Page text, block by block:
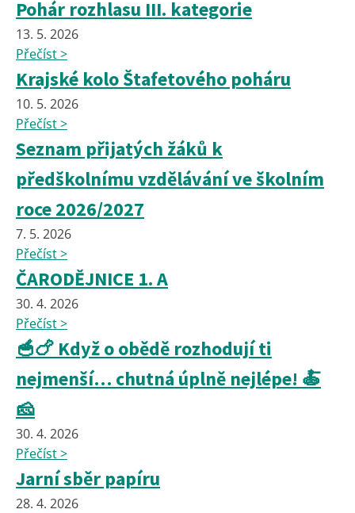
Pohár rozhlasu III. kategorie
13. 5. 2026
Přečíst >
Krajské kolo Štafetového poháru
10. 5. 2026
Přečíst >
Seznam přijatých žáků k
předškolnímu vzdělávání ve školním
roce 2026/2027
7. 5. 2026
Přečíst >
ČARODĚJNICE 1. A
30. 4. 2026
Přečíst >
🥣🍗 Když o obědě rozhodují ti
nejmenší… chutná úplně nejlépe! 🍝
🧀
30. 4. 2026
Přečíst >
Jarní sběr papíru
28. 4. 2026